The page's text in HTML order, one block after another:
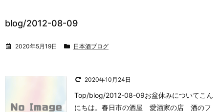
blog/2012-08-09
2020年5月19日 日本酒ブログ
2020年10月24日
Top/blog/2012-08-09お盆休みについてこん
にちは。春日市の酒屋 愛酒家の店 酒のフ